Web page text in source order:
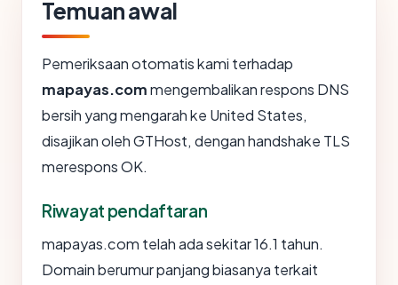
Temuan awal
Pemeriksaan otomatis kami terhadap
mapayas.commengembalikan respons DNS
bersih yang mengarah ke United States,
disajikan oleh GTHost, dengan handshake TLS
merespons OK.
Riwayat pendaftaran
mapayas.com telah ada sekitar 16.1 tahun.
Domain berumur panjang biasanya terkait